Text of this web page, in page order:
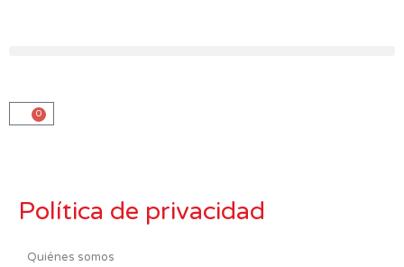
0
Carro
Política de privacidad
Quiénes somos